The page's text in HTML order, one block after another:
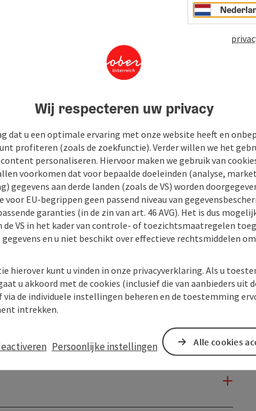
aan het Sint-Pietersgymnasium in Salzburg, waar
Wij respecteren uw privacy
dat u een optimale ervaring met onze website heeft en
profiteren (zoals de zoekfunctie). Verder willen we het
personaliseren. Hiervoor maken we gebruik van
voorkomen dat voor bepaalde doeleinden (analyse,
gegevens aan derde landen (zoals de VS) worden
voor EU-begrippen geen passend niveau van
garanties (in de zin van art. 46 AVG). Het is dus
VS in het kader van controle- of toezichtsmaatregelen
en u niet beschikt over effectieve rechtsmiddelen
hierover kunt u vinden in onze privacyverklaring. Als u
u akkoord met de cookies (inclusief die van aanbieders uit
via de individuele instellingen beheren en de toestemming
intrekken.
Persoonlijke instellingen Alle cookies